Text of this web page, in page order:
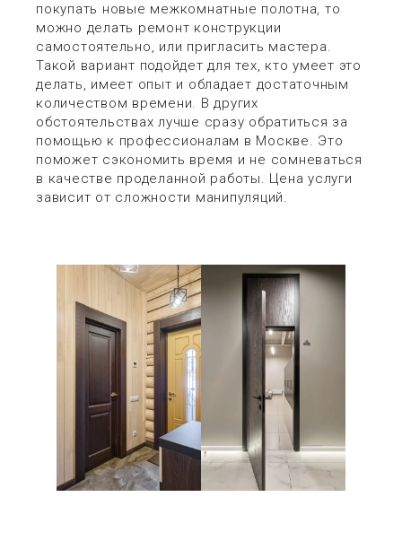
покупать новые межкомнатные полотна, то
можно делать ремонт конструкции
самостоятельно, или пригласить мастера.
Такой вариант подойдет для тех, кто умеет это
делать, имеет опыт и обладает достаточным
количеством времени. В других
обстоятельствах лучше сразу обратиться за
помощью к профессионалам в Москве. Это
поможет сэкономить время и не сомневаться
в качестве проделанной работы. Цена услуги
зависит от сложности манипуляций.